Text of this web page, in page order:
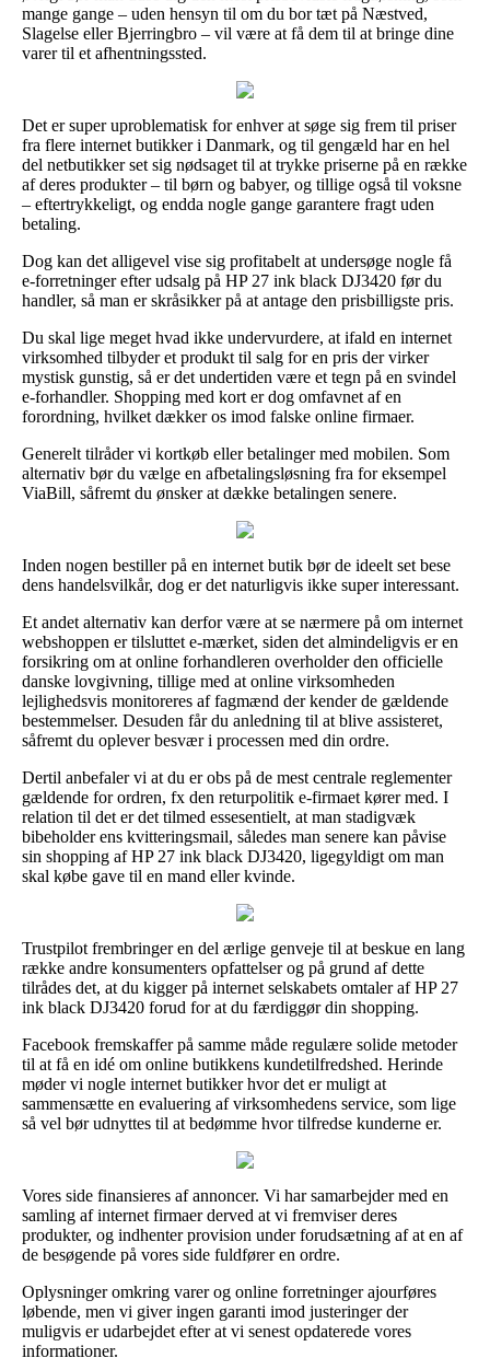
mange gange – uden hensyn til om du bor tæt på Næstved,
Slagelse eller Bjerringbro – vil være at få dem til at bringe dine
varer til et afhentningssted.
Det er super uproblematisk for enhver at søge sig frem til priser
fra flere internet butikker i Danmark, og til gengæld har en hel
del netbutikker set sig nødsaget til at trykke priserne på en række
af deres produkter – til børn og babyer, og tillige også til voksne
– eftertrykkeligt, og endda nogle gange garantere fragt uden
betaling.
Dog kan det alligevel vise sig profitabelt at undersøge nogle få
e-forretninger efter udsalg på HP 27 ink black DJ3420 før du
handler, så man er skråsikker på at antage den prisbilligste pris.
Du skal lige meget hvad ikke undervurdere, at ifald en internet
virksomhed tilbyder et produkt til salg for en pris der virker
mystisk gunstig, så er det undertiden være et tegn på en svindel
e-forhandler. Shopping med kort er dog omfavnet af en
forordning, hvilket dækker os imod falske online firmaer.
Generelt tilråder vi kortkøb eller betalinger med mobilen. Som
alternativ bør du vælge en afbetalingsløsning fra for eksempel
ViaBill, såfremt du ønsker at dække betalingen senere.
Inden nogen bestiller på en internet butik bør de ideelt set bese
dens handelsvilkår, dog er det naturligvis ikke super interessant.
Et andet alternativ kan derfor være at se nærmere på om internet
webshoppen er tilsluttet e-mærket, siden det almindeligvis er en
forsikring om at online forhandleren overholder den officielle
danske lovgivning, tillige med at online virksomheden
lejlighedsvis monitoreres af fagmænd der kender de gældende
bestemmelser. Desuden får du anledning til at blive assisteret,
såfremt du oplever besvær i processen med din ordre.
Dertil anbefaler vi at du er obs på de mest centrale reglementer
gældende for ordren, fx den returpolitik e-firmaet kører med. I
relation til det er det tilmed essesentielt, at man stadigvæk
bibeholder ens kvitteringsmail, således man senere kan påvise
sin shopping af HP 27 ink black DJ3420, ligegyldigt om man
skal købe gave til en mand eller kvinde.
Trustpilot frembringer en del ærlige genveje til at beskue en lang
række andre konsumenters opfattelser og på grund af dette
tilrådes det, at du kigger på internet selskabets omtaler af HP 27
ink black DJ3420 forud for at du færdiggør din shopping.
Facebook fremskaffer på samme måde regulære solide metoder
til at få en idé om online butikkens kundetilfredshed. Herinde
møder vi nogle internet butikker hvor det er muligt at
sammensætte en evaluering af virksomhedens service, som lige
så vel bør udnyttes til at bedømme hvor tilfredse kunderne er.
Vores side finansieres af annoncer. Vi har samarbejder med en
samling af internet firmaer derved at vi fremviser deres
produkter, og indhenter provision under forudsætning af at en af
de besøgende på vores side fuldfører en ordre.
Oplysninger omkring varer og online forretninger ajourføres
løbende, men vi giver ingen garanti imod justeringer der
muligvis er udarbejdet efter at vi senest opdaterede vores
informationer.